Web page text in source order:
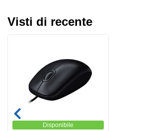
Visti di recente
Disponibile